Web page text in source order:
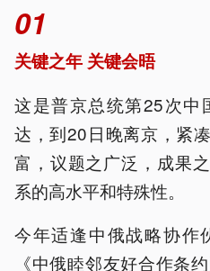
01
关键之年 关键会晤
这是普京总统第25次中
达，到20日晚离京，紧
富，议题之广泛，成果
系的高水平和特殊性。
今年适逢中俄战略协作
《中俄睦邻友好合作条